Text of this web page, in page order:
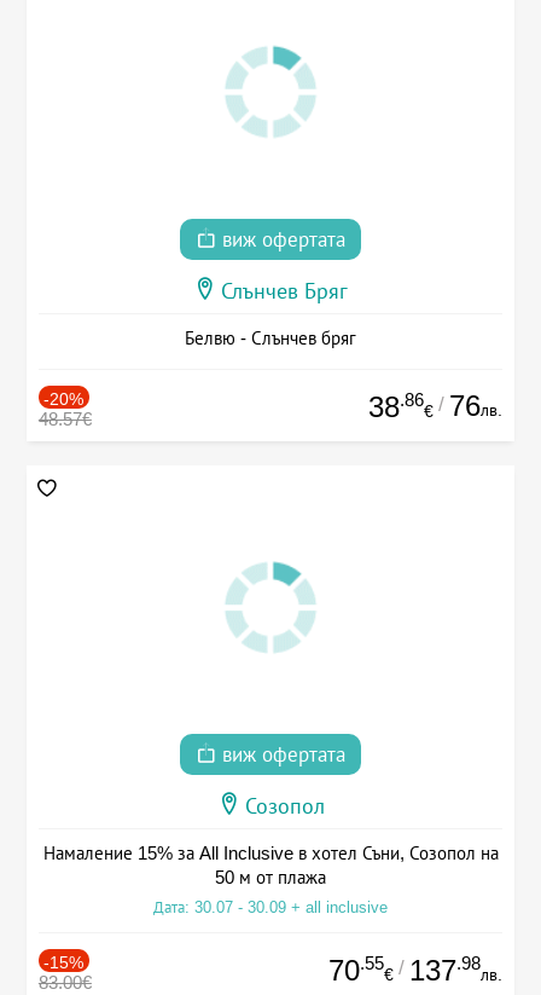
виж офертата
Слънчев Бряг
Белвю - Слънчев бряг
-20%
48.57€ 38.86
€ / 76лв.
виж офертата
Созопол
Намаление 15% за All Inclusive в хотел Съни, Созопол на
50 м от плажа
Дата: 30.07 - 30.09 + all inclusive
-15%
83.00€ 70.55
€ / 137.98
лв.